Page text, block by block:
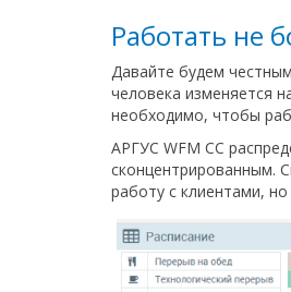
Работать не
Давайте будем
человека изменяется
необходимо, чтобы
АРГУС WFM CC
сконцентрированным.
работу с клиентами,